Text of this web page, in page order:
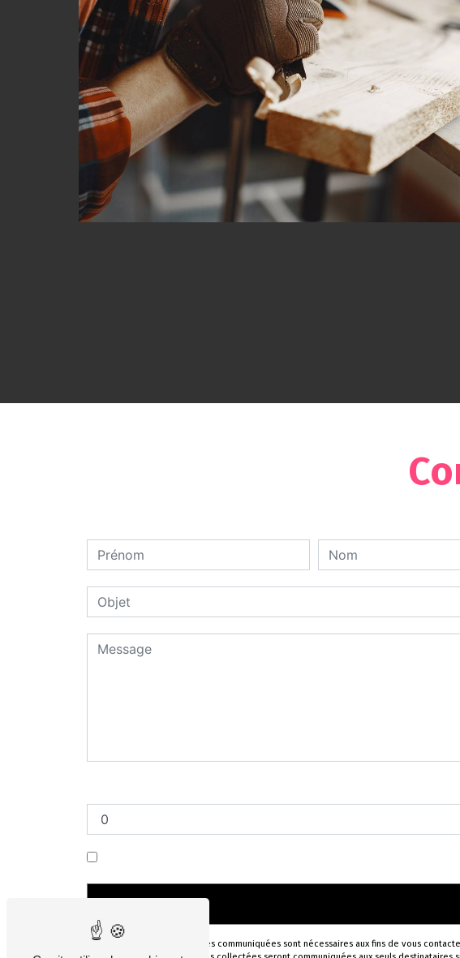
** Les données personnelles communiquées sont nécessaires aux fins de vous